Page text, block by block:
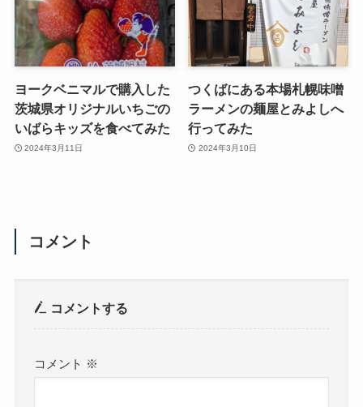
ヨークベニマルで購入した
茨城県オリジナルいちごの
いばらキッズを食べてみた
2024年3月11日
つくばにある本場札幌味噌
ラーメンの麺屋とみよしへ
行ってみた
2024年3月10日
コメント
コメントする
コメント ※